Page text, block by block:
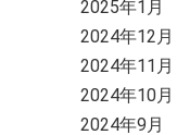
2025年1月
2024年12月
2024年11月
2024年10月
2024年9月